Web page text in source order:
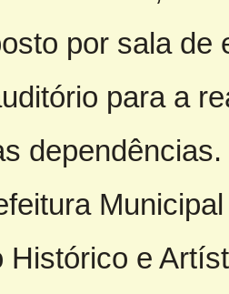
por sala de
para a
Histórico e